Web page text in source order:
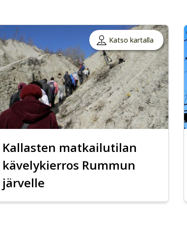
Katso kartalla
Kallasten matkailutilan
kävelykierros Rummun
järvelle